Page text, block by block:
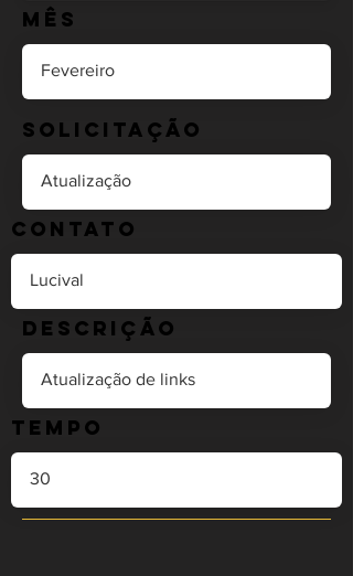
Mês
Solicitação
Contato
Descrição
Tempo